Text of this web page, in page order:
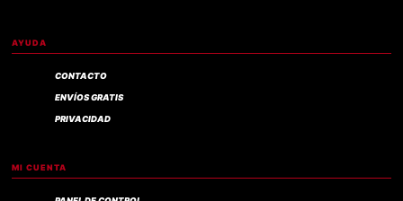
AYUDA
CONTACTO
ENVÍOS GRATIS
PRIVACIDAD
MI CUENTA